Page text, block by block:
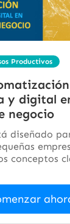
Productivos
y digital
negocio
diseñado
conceptos